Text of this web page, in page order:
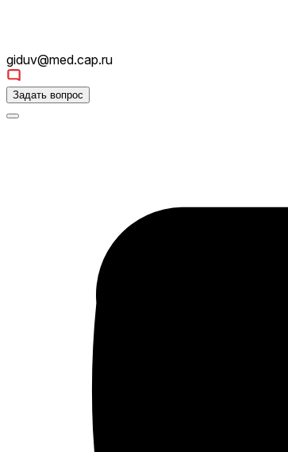
giduv@med.cap.ru
Задать вопрос